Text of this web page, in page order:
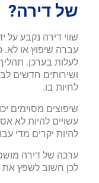
של דירה?
שווי דירה נקבע על
עברה שיפוץ או לא.
לעלות בערכן.
ושירותים חדשים
לחיות בו.
שיפוצים מסוימים
עשויים להיות לא
להיות יקרים מדי
ערכה של דירה
לכן חשוב לשפץ